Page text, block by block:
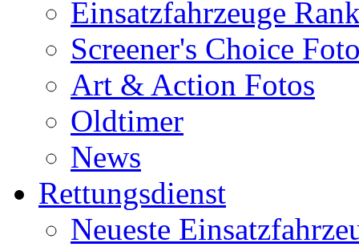
Einsatzfahrzeuge
Screener's Choice
Art & Action Fotos
Oldtimer
News
Rettungsdienst
Neueste